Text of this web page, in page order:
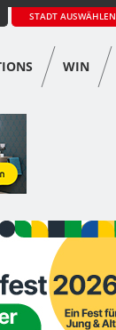
STADT AUSWÄHLEN
WIN